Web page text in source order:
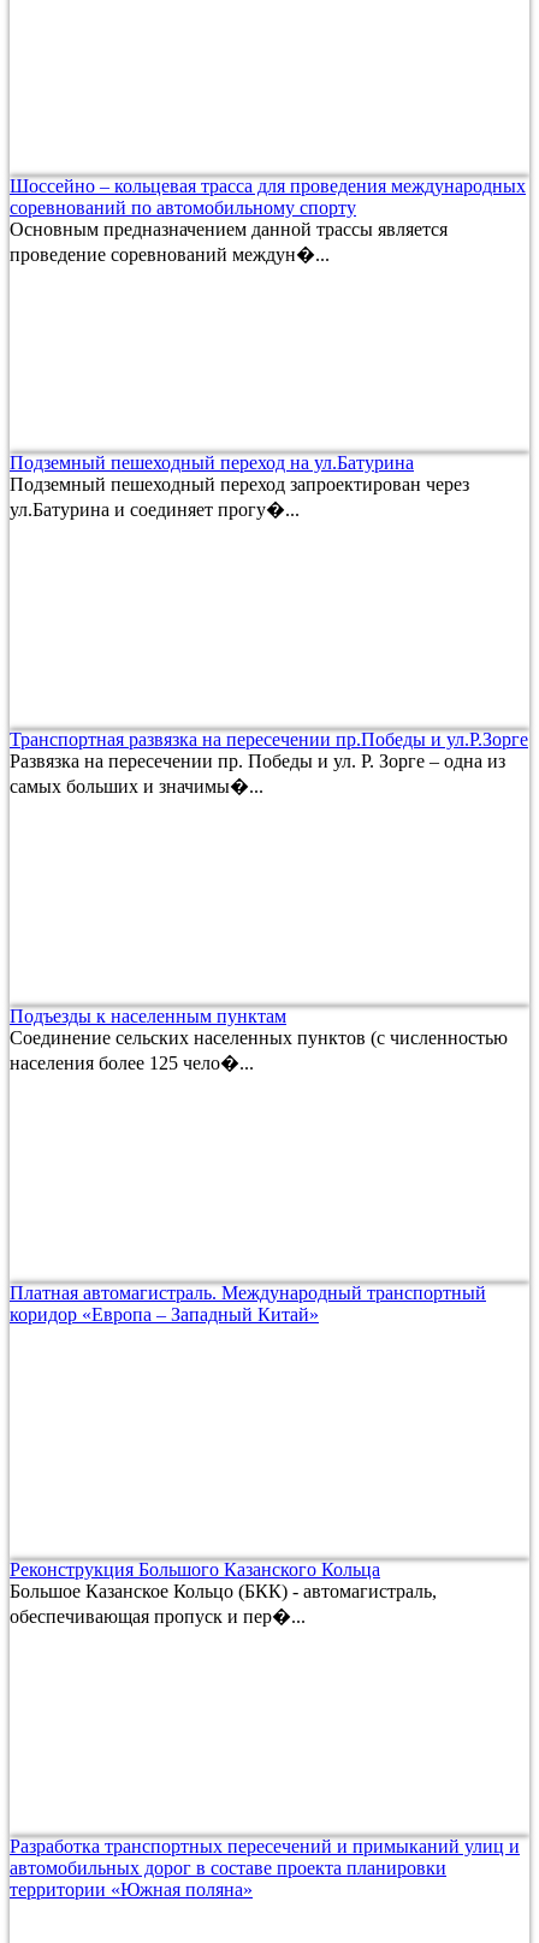
Шоссейно – кольцевая трасса для проведения международных
соревнований по автомобильному спорту
Основным предназначением данной трассы является
проведение соревнований междун�...
Подземный пешеходный переход на ул.Батурина
Подземный пешеходный переход запроектирован через
ул.Батурина и соединяет прогу�...
Транспортная развязка на пересечении пр.Победы и ул.Р.Зорге
Развязка на пересечении пр. Победы и ул. Р. Зорге – одна из
самых больших и значимы�...
Подъезды к населенным пунктам
Соединение сельских населенных пунктов (с численностью
населения более 125 чело�...
Платная автомагистраль. Международный транспортный
коридор «Европа – Западный Китай»
Реконструкция Большого Казанского Кольца
Большое Казанское Кольцо (БКК) - автомагистраль,
обеспечивающая пропуск и пер�...
Разработка транспортных пересечений и примыканий улиц и
автомобильных дорог в составе проекта планировки
территории «Южная поляна»